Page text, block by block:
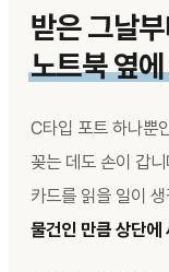
받은 그날
노트북 옆
C타입 포트 하나뿐
꽂는 데도 손이 갑
카드를 읽을 일이
물건인 만큼 상단에